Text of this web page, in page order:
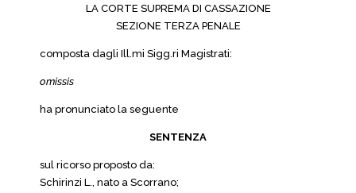
LA CORTE SUPREMA DI CASSAZIONE
SEZIONE TERZA PENALE
composta dagli Ill.mi Sigg.ri Magistrati:
omissis
ha pronunciato la seguente
SENTENZA
sul ricorso proposto da:
Schirinzi L., nato a Scorrano;